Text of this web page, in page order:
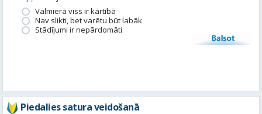
Valmierā viss ir kārtībā
Nav slikti, bet varētu būt labāk
Stādījumi ir nepārdomāti
Balsot
Piedalies satura veidošanā